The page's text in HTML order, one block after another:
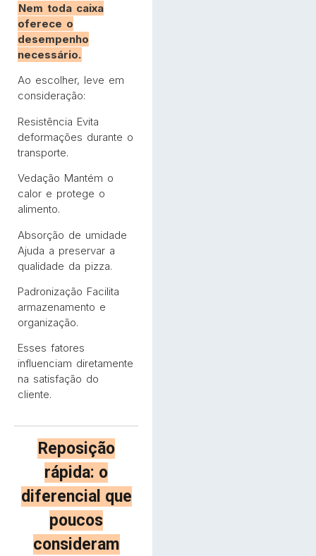
Nem toda caixa
oferece o
desempenho
necessário.
Ao escolher, leve em
consideração:
Resistência Evita
deformações durante o
transporte.
Vedação Mantém o
calor e protege o
alimento.
Absorção de umidade
Ajuda a preservar a
qualidade da pizza.
Padronização Facilita
armazenamento e
organização.
Esses fatores
influenciam diretamente
na satisfação do
cliente.
Reposição
rápida: o
diferencial que
poucos
consideram